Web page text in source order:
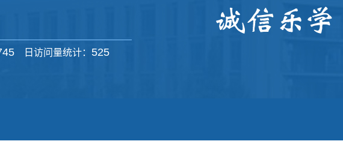
日访问量统计： 525